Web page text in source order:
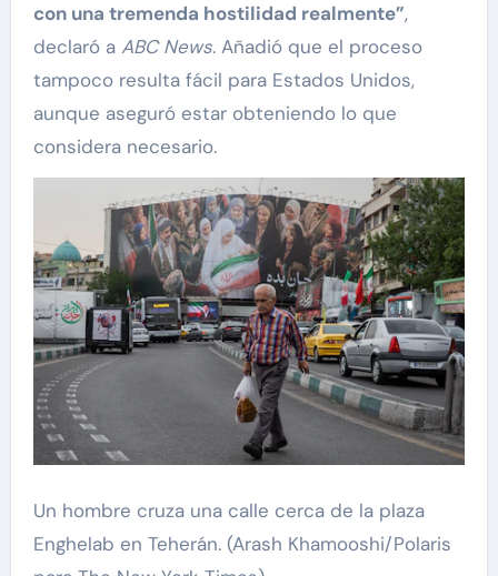
con una tremenda hostilidad realmente”,
declaró a ABC News. Añadió que el proceso
tampoco resulta fácil para Estados Unidos,
aunque aseguró estar obteniendo lo que
considera necesario.
Un hombre cruza una calle cerca de la plaza
Enghelab en Teherán. (Arash Khamooshi/Polaris